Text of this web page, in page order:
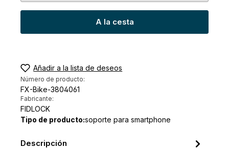
A la cesta
Añadir a la lista de deseos
Número de producto:
FX-Bike-3804061
Fabricante:
FIDLOCK
Tipo de producto:soporte para smartphone
Descripción